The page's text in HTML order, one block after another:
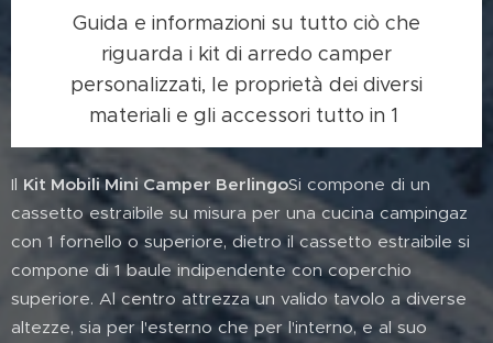
Guida e informazioni su tutto ciò che
riguarda i kit di arredo camper
personalizzati, le proprietà dei diversi
materiali e gli accessori tutto in 1
Il Kit Mobili Mini Camper BerlingoSi compone di un
cassetto estraibile su misura per una cucina campingaz
con 1 fornello o superiore, dietro il cassetto estraibile si
compone di 1 baule indipendente con coperchio
superiore. Al centro attrezza un valido tavolo a diverse
altezze, sia per l'esterno che per l'interno, e al suo